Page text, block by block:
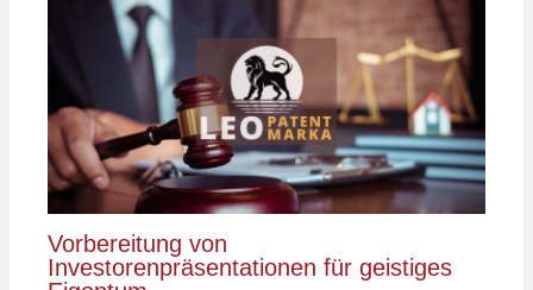
Vorbereitung von
Investorenpräsentationen für geistiges